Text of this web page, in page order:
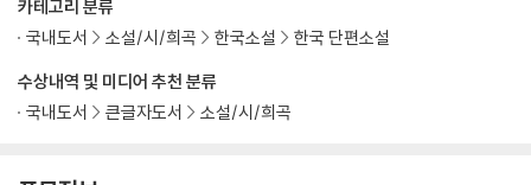
수상내역 및 미디어 추천 분류
국내도서
큰글자도서 소설/시/희곡
카테고리 분류
국내도서
소설/시/희곡 한국소설 한국 단편소설